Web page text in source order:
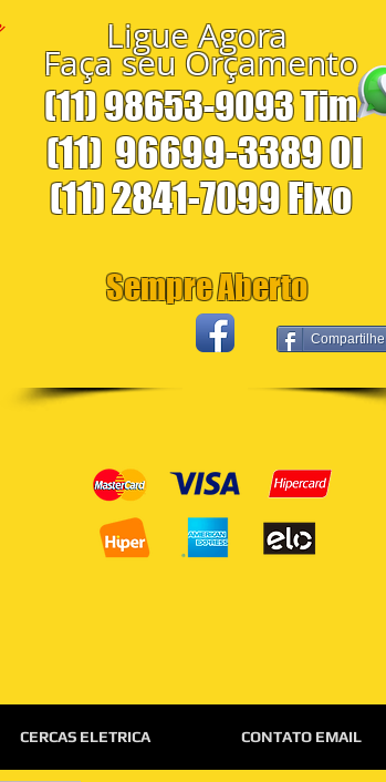
Ligue Agora
Faça seu Orçamento
(11) 98653-9093 Tim
(11) 96699-3389 Oi
(11) 2841-7099 Fixo
Sempre Aberto
Compartilhe
CERCAS ELETRICA CONTATO EMAIL